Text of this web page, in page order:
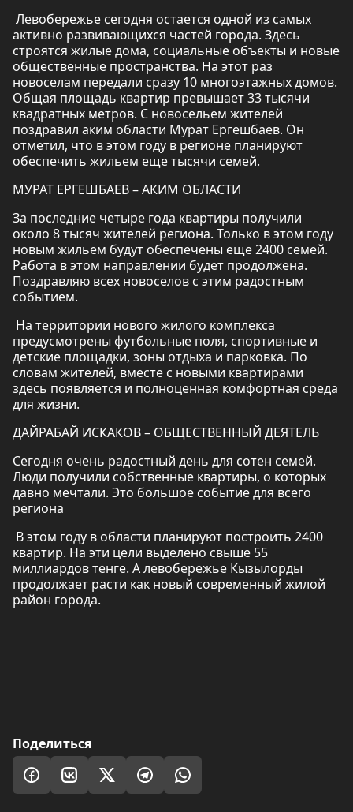
Левобережье сегодня остается одной из самых
активно развивающихся частей города. Здесь
строятся жилые дома, социальные объекты и новые
общественные пространства. На этот раз
новоселам передали сразу 10 многоэтажных домов.
Общая площадь квартир превышает 33 тысячи
квадратных метров. С новосельем жителей
поздравил аким области Мурат Ергешбаев. Он
отметил, что в этом году в регионе планируют
обеспечить жильем еще тысячи семей.
МУРАТ ЕРГЕШБАЕВ – АКИМ ОБЛАСТИ
За последние четыре года квартиры получили
около 8 тысяч жителей региона. Только в этом году
новым жильем будут обеспечены еще 2400 семей.
Работа в этом направлении будет продолжена.
Поздравляю всех новоселов с этим радостным
событием.
На территории нового жилого комплекса
предусмотрены футбольные поля, спортивные и
детские площадки, зоны отдыха и парковка. По
словам жителей, вместе с новыми квартирами
здесь появляется и полноценная комфортная среда
для жизни.
ДАЙРАБАЙ ИСКАКОВ – ОБЩЕСТВЕННЫЙ ДЕЯТЕЛЬ
Сегодня очень радостный день для сотен семей.
Люди получили собственные квартиры, о которых
давно мечтали. Это большое событие для всего
региона
В этом году в области планируют построить 2400
квартир. На эти цели выделено свыше 55
миллиардов тенге. А левобережье Кызылорды
продолжает расти как новый современный жилой
район города.
Поделиться